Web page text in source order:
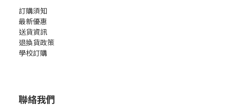
訂購須知
最新優惠
送貨資訊
退換貨政策
學校訂購
聯絡我們